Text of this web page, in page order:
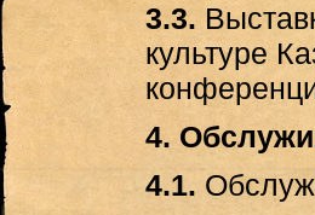
3.3.
культуре
4.
4.1.